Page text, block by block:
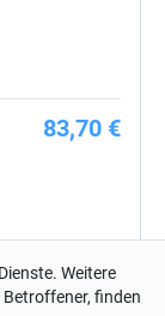
83,70 €